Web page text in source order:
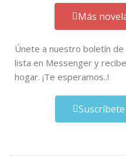
Más
Únete a nuestro boletín
lista en Messenger y
hogar. ¡Te esperamos..!